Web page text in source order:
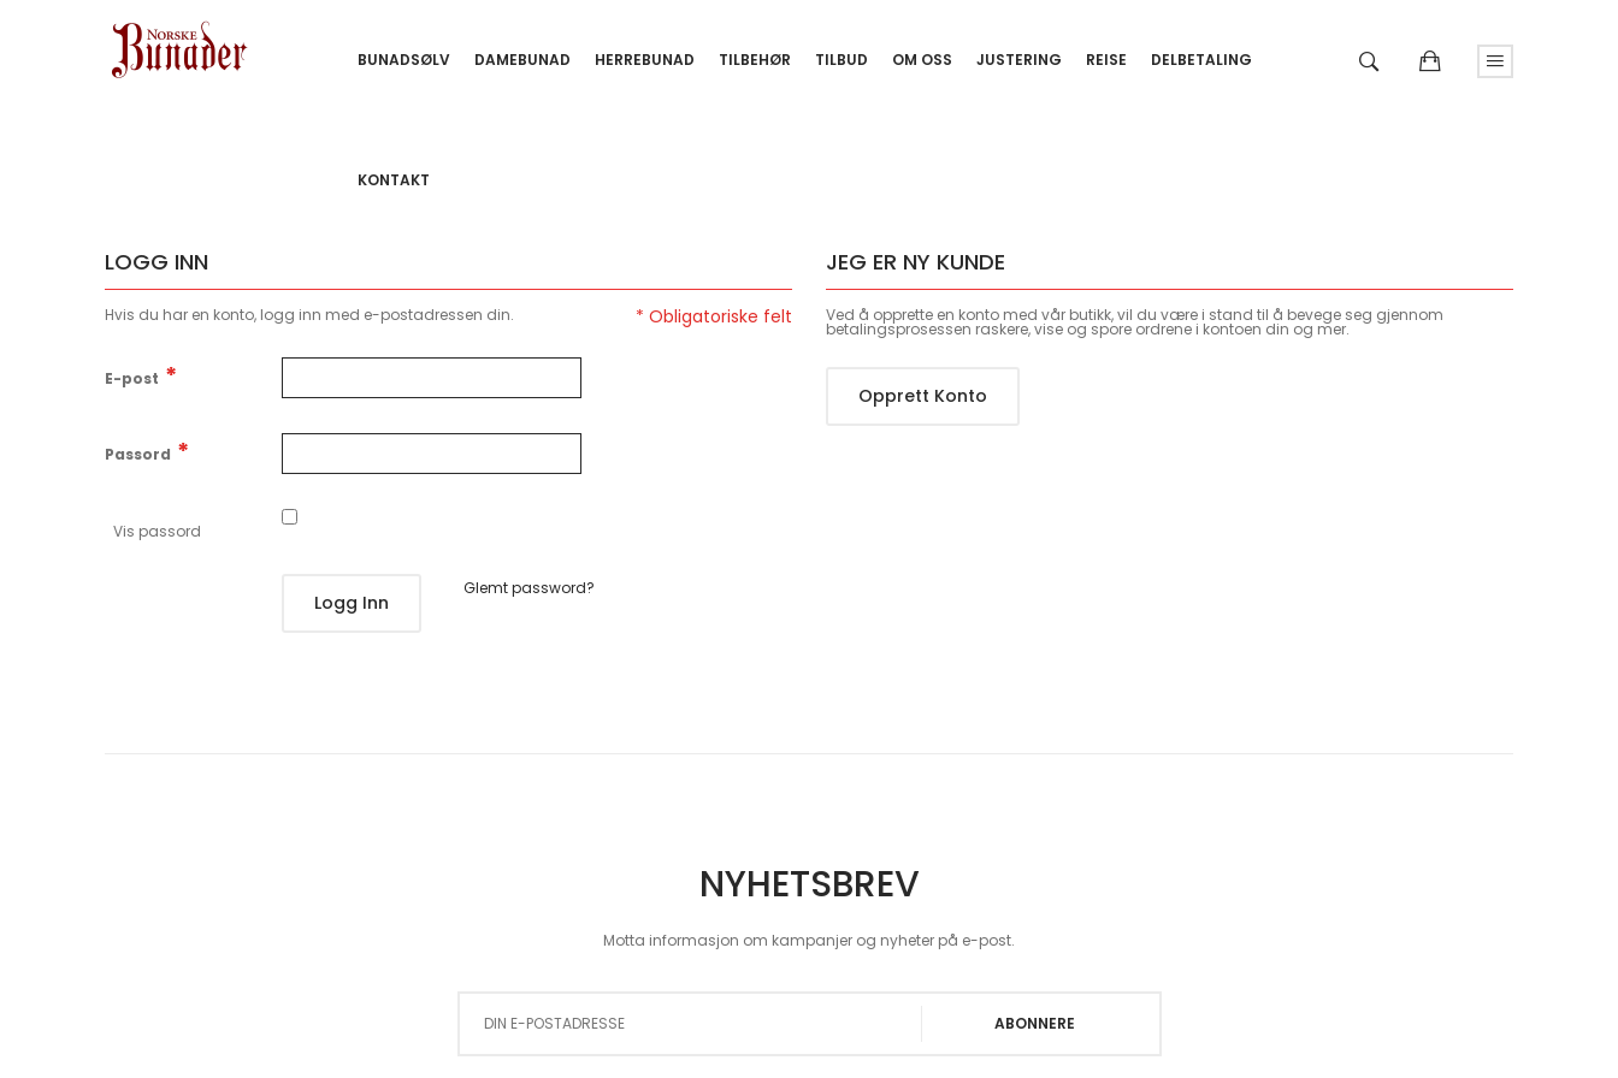
BUNADSØLV DAMEBUNAD HERREBUNAD TILBEHØR TILBUD OM OSS JUSTERING REISE DELBETALING
KONTAKT
LOGG INN
Hvis du har en konto, logg inn med e-postadressen din.
E-post
Passord
Vis passord
Logg Inn
Glemt password?
JEG ER NY KUNDE
Ved å opprette en konto med vår butikk, vil du være i stand til å bevege seg gjennom
betalingsprosessen raskere, vise og spore ordrene i kontoen din og mer.
Opprett Konto
NYHETSBREV
Motta informasjon om kampanjer og nyheter på e-post.
ABONNERE